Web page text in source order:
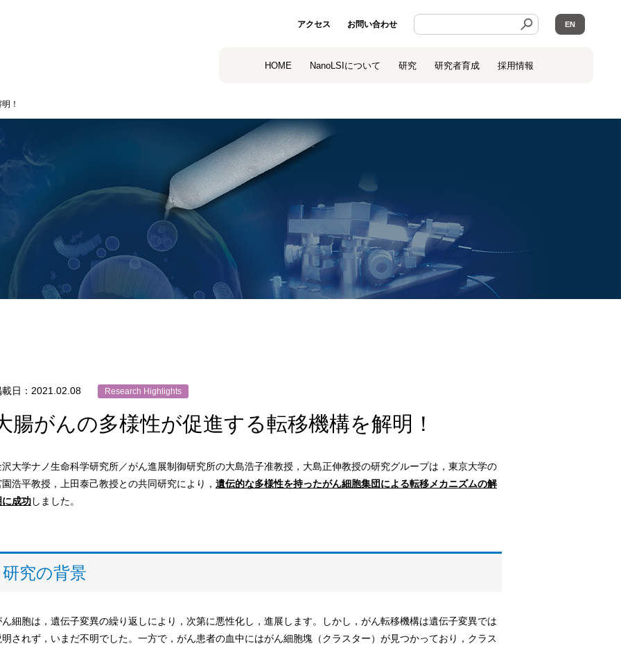
アクセス お問い合わせ EN
HOME NanoLSIについて 研究 研究者育成 採用情報
！
載日：2021.02.08 Research Highlights
腸がんの多様性が促進する転移機構を解明！
沢大学ナノ生命科学研究所／がん進展制御研究所の大島浩子准教授，大島正伸教授の研究グループは，東京大学の
園浩平教授，上田泰己教授との共同研究により， 遺伝的な多様性を持ったがん細胞集団による転移メカニズムの解
に成功しました。
研究の背景
ん細胞は，遺伝子変異の繰り返しにより，次第に悪性化し，進展します。しかし，がん転移機構は遺伝子変異では
明されず，いまだ不明でした。一方で，がん患者の血中にはがん細胞塊（クラスター）が見つかっており，クラス